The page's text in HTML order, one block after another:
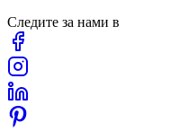
Следите за нами в